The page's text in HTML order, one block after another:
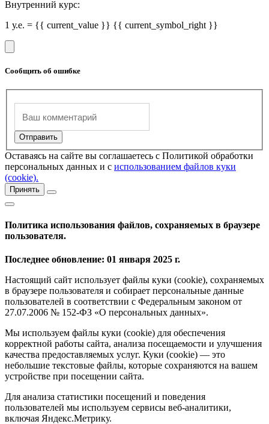
Внутренний курс:
1 у.е. = {{ current_value }} {{ current_symbol_right }}
Сообщить об ошибке
Оставаясь на сайте вы соглашаетесь с Политикой обработки
персональных данных и с использованием файлов куки
(cookie).
Принять
Политика использования файлов, сохраняемых в браузере
пользователя.
Последнее обновление: 01 января 2025 г.
Настоящий сайт использует файлы куки (cookie), сохраняемых
в браузере пользователя и собирает персональные данные
пользователей в соответствии с Федеральным законом от
27.07.2006 № 152-ФЗ «О персональных данных».
Мы используем файлы куки (cookie) для обеспечения
корректной работы сайта, анализа посещаемости и улучшения
качества предоставляемых услуг. Куки (cookie) — это
небольшие текстовые файлы, которые сохраняются на вашем
устройстве при посещении сайта.
Для анализа статистики посещений и поведения
пользователей мы используем сервисы веб-аналитики,
включая Яндекс.Метрику.